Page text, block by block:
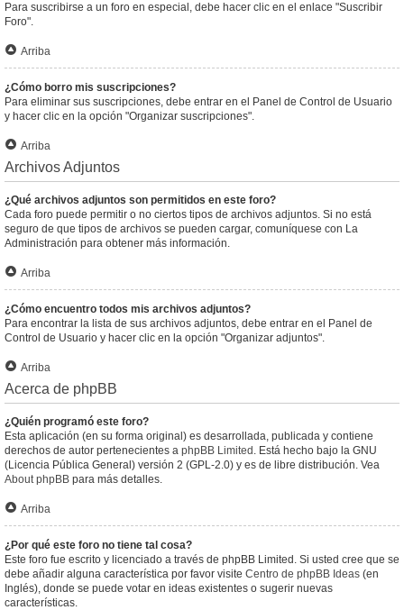
Para suscribirse a un foro en especial, debe hacer clic en el enlace "Suscribir
Foro".
Arriba
¿Cómo borro mis suscripciones?
Para eliminar sus suscripciones, debe entrar en el Panel de Control de Usuario
y hacer clic en la opción "Organizar suscripciones".
Arriba
Archivos Adjuntos
¿Qué archivos adjuntos son permitidos en este foro?
Cada foro puede permitir o no ciertos tipos de archivos adjuntos. Si no está
seguro de que tipos de archivos se pueden cargar, comuníquese con La
Administración para obtener más información.
Arriba
¿Cómo encuentro todos mis archivos adjuntos?
Para encontrar la lista de sus archivos adjuntos, debe entrar en el Panel de
Control de Usuario y hacer clic en la opción "Organizar adjuntos".
Arriba
Acerca de phpBB
¿Quién programó este foro?
Esta aplicación (en su forma original) es desarrollada, publicada y contiene
derechos de autor pertenecientes a phpBB Limited . Está hecho bajo la GNU
(Licencia Pública General) versión 2 (GPL-2.0) y es de libre distribución. Vea
About phpBB para más detalles.
Arriba
¿Por qué este foro no tiene tal cosa?
Este foro fue escrito y licenciado a través de phpBB Limited. Si usted cree que se
debe añadir alguna característica por favor visite Centro de phpBB Ideas (en
Inglés), donde se puede votar en ideas existentes o sugerir nuevas
características.